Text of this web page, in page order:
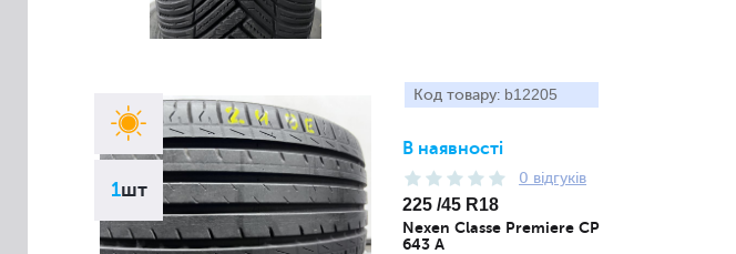
1шт
Код товару: b12205
В наявності
0 відгуків
225 /45 R18
Nexen Classe Premiere CP
643 A